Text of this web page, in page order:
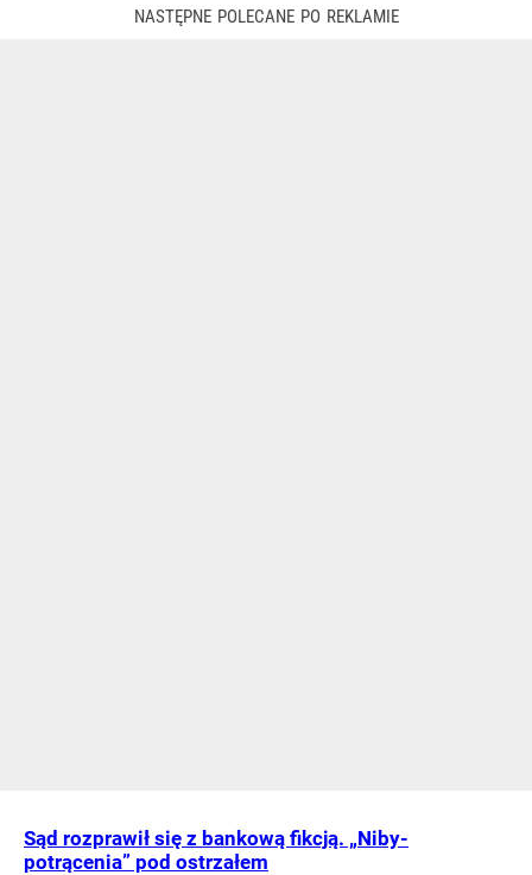
Sąd rozprawił się z bankową fikcją. „Niby-
potrącenia” pod ostrzałem